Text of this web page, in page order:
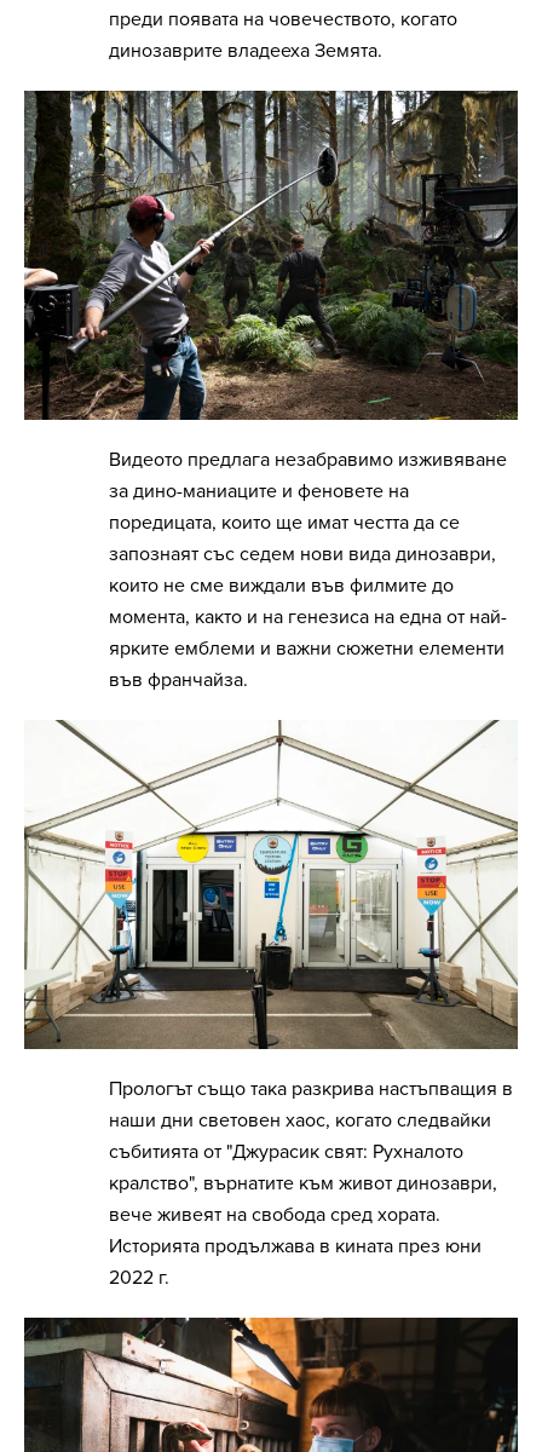
преди появата на човечеството, когато
динозаврите владееха Земята.
Видеото предлага незабравимо изживяване
за дино-маниаците и феновете на
поредицата, които ще имат честта да се
запознаят със седем нови вида динозаври,
които не сме виждали във филмите до
момента, както и на генезиса на една от най-
ярките емблеми и важни сюжетни елементи
във франчайза.
Прологът също така разкрива настъпващия в
наши дни световен хаос, когато следвайки
събитията от "Джурасик свят: Рухналото
кралство", върнатите към живот динозаври,
вече живеят на свобода сред хората.
Историята продължава в кината през юни
2022 г.